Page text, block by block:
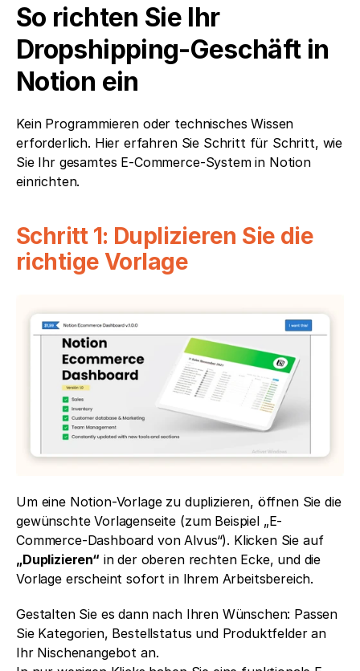
So richten Sie Ihr
Dropshipping-Geschäft in
Notion ein
Kein Programmieren oder technisches Wissen
erforderlich. Hier erfahren Sie Schritt für Schritt, wie
Sie Ihr gesamtes E-Commerce-System in Notion
einrichten.
Schritt 1: Duplizieren Sie die
richtige Vorlage
Um eine Notion-Vorlage zu duplizieren, öffnen Sie die
gewünschte Vorlagenseite (zum Beispiel „E-
Commerce-Dashboard von Alvus“). Klicken Sie auf
„Duplizieren“ in der oberen rechten Ecke, und die
Vorlage erscheint sofort in Ihrem Arbeitsbereich.
Gestalten Sie es dann nach Ihren Wünschen: Passen
Sie Kategorien, Bestellstatus und Produktfelder an
Ihr Nischenangebot an.